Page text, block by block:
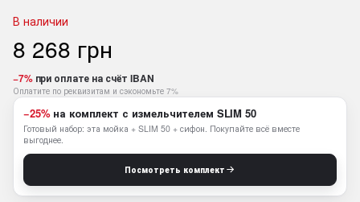
В наличии
8 268 грн
−7%при оплате на счёт IBAN
Оплатите по реквизитам и сэкономьте 7%
−25%на комплект с измельчителем SLIM 50
Готовый набор: эта мойка + SLIM 50 + сифон. Покупайте всё вместе
выгоднее.
Посмотреть комплект